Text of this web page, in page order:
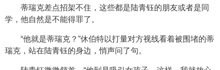
蒂瑞克差点招架不住，这些都是陆青钰的朋友或者是同
学，他自然是不能得罪了。
“他就是蒂瑞克？”休伯特以打量对方视线看着被围堵的蒂
瑞克，站在陆青钰的身边，悄声问了句。